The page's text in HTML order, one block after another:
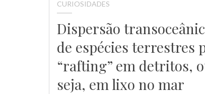
CURIOSIDADES
Dispersão
de espécies terrestres
“rafting” em detritos,
seja, em lixo no mar